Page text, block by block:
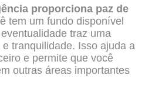
proporciona paz de
tem um fundo disponível
traz uma
tranquilidade. Isso ajuda a
e permite que você
outras áreas importantes